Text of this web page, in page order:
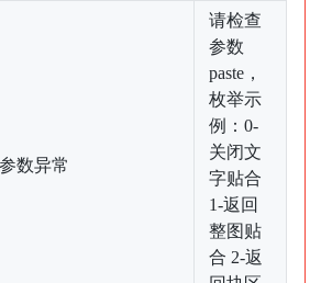
数异常
请检查
参数
paste，
枚举示
例：0-
关闭文
字贴合
1-返回
整图贴
合 2-返